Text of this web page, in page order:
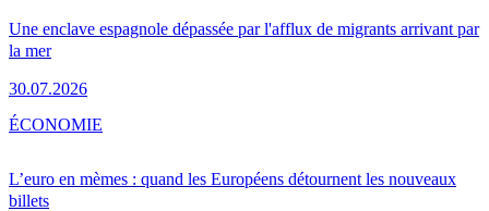
Une enclave espagnole dépassée par l'afflux de migrants arrivant par
la mer
30.07.2026
L’euro en mèmes : quand les Européens détournent les nouveaux
billets
ÉCONOMIE